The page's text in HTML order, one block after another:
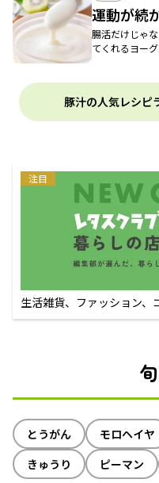
運動が続
腸活だけじゃ
てくれるヨー
豚汁の人気レシピ
注目
生活雑貨、ファッション
えるECサイト
とうがん モロヘイヤ
きゅうり
ピーマン